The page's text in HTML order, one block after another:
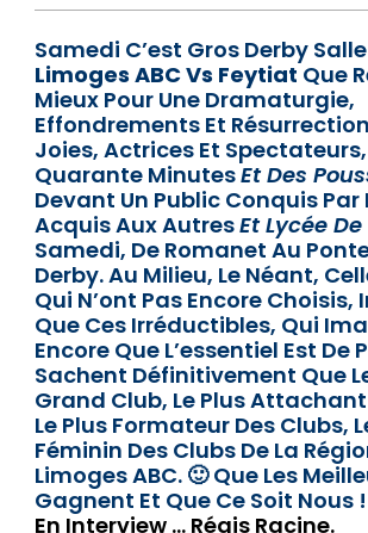
Samedi C’est Gros Derby Salle
Limoges ABC Vs Feytiat Que
Mieux Pour Une Dramaturgie,
Effondrements Et
Joies, Actrices Et Spectateurs,
Quarante MinutesEt Des
Devant Un Public Conquis Par
Acquis Aux AutresEt Lycée
Samedi, De Romanet Au
Derby. Au Milieu, Le Néant,
Qui N’ont Pas Encore
Que Ces Irréductibles, Qui
Encore Que L’essentiel Est De
Sachent Définitivement Que
Grand Club, Le Plus
Le Plus Formateur Des Clubs,
Féminin Des Clubs De La
Limoges ABC. 🙂 Que Les
Gagnent Et Que Ce Soit Nous
En Interview … Régis Racine.